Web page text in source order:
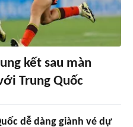
kết sau màn
Trung Quốc
dễ dàng giành vé dự